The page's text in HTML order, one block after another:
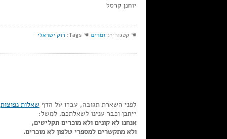
יוחנן קרסל
☚ קטגוריה: זמרים ☚ Tags: רוק ישראלי
לפני השארת תגובה, עברו על הדף שאלות נפוצות
ייתכן וכבר ענינו לשאלתכם. למשל:
אנחנו לא קונים ולא מוכרים תקליטים,
ולא מתקשרים למספרי טלפון לא מוכרים.